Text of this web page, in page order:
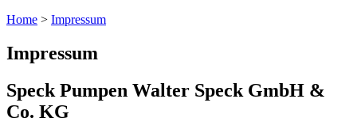
Home > Impressum
Impressum
Speck Pumpen Walter Speck GmbH &
Co. KG